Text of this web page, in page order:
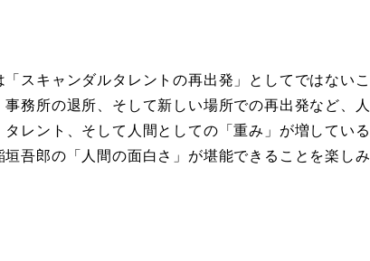
スキャンダルタレントの再出発」としてではないこ
務所の退所、そして新しい場所での再出発など、人
レント、そして人間としての「重み」が増している
吾郎の「人間の面白さ」が堪能できることを楽しみ